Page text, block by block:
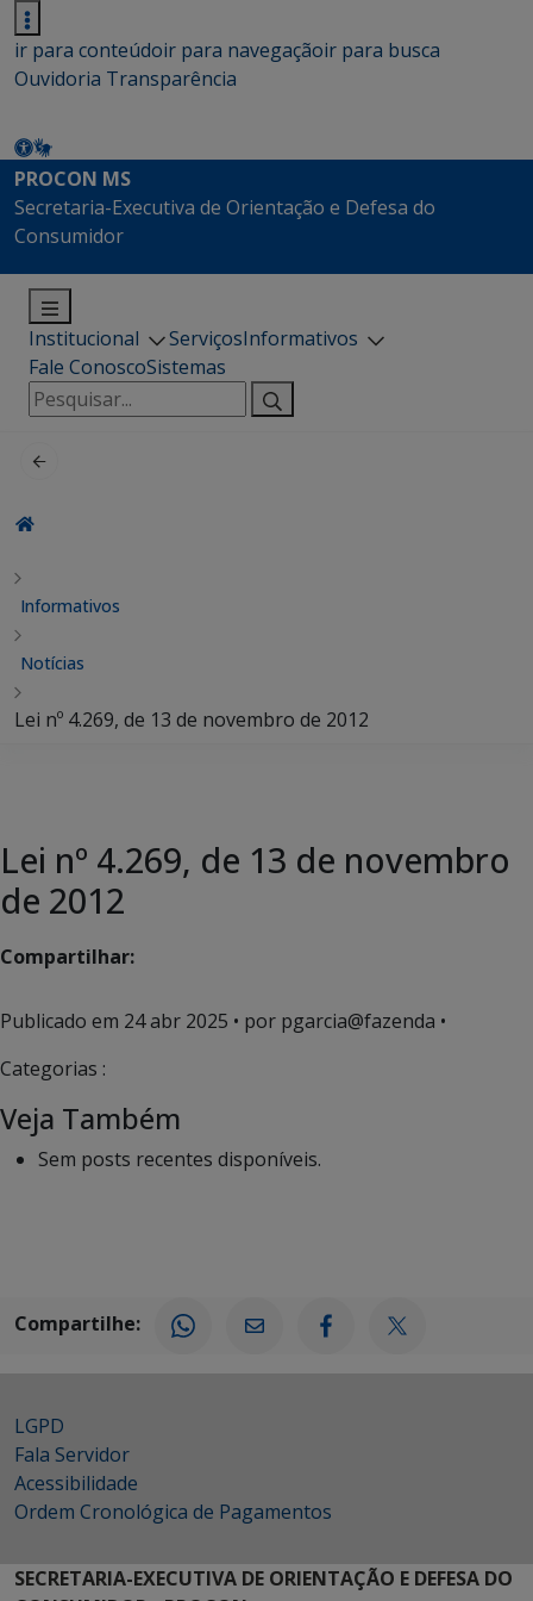
ir para conteúdoir para navegaçãoir para busca
Ouvidoria Transparência
PROCON MS
Secretaria-Executiva de Orientação e Defesa do
Consumidor
Institucional ServiçosInformativos
Fale ConoscoSistemas
Pesquisar
por:
Informativos
Notícias
Lei nº 4.269, de 13 de novembro de 2012
Lei nº 4.269, de 13 de novembro
de 2012
Compartilhar:
Publicado em 24 abr 2025 • por pgarcia@fazenda •
Categorias :
Veja Também
Sem posts recentes disponíveis.
Compartilhe:
LGPD
Fala Servidor
Acessibilidade
Ordem Cronológica de Pagamentos
SECRETARIA-EXECUTIVA DE ORIENTAÇÃO E DEFESA DO